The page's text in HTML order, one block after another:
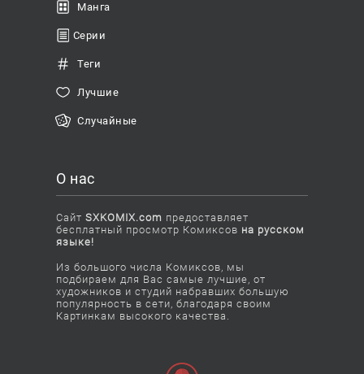
Манга
Серии
Теги
Лучшие
Случайные
О нас
Сайт SXKOMIX.com предоставляет
бесплатный просмотр Комиксов на русском
языке!
Из большого числа Комиксов, мы
подбираем для Вас самые лучшие, от
художников и студий набравших большую
популярность в сети, благодаря своим
Картинкам высокого качества.